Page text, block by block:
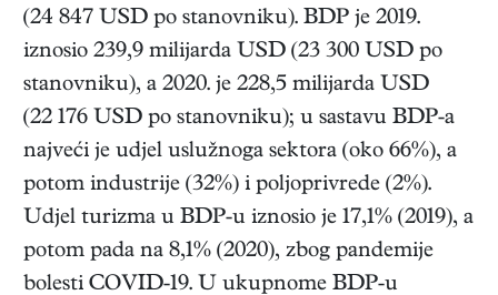
(24 847 USD po stanovniku). BDP je 2019.
iznosio 239,9 milijarda USD (23 300 USD po
stanovniku), a 2020. je 228,5 milijarda USD
(22 176 USD po stanovniku); u sastavu BDP-a
najveći je udjel uslužnoga sektora (oko 66%), a
potom industrije (32%) i poljoprivrede (2%).
Udjel turizma u BDP-u iznosio je 17,1% (2019), a
potom pada na 8,1% (2020), zbog pandemije
bolesti COVID-19. U ukupnome BDP-u